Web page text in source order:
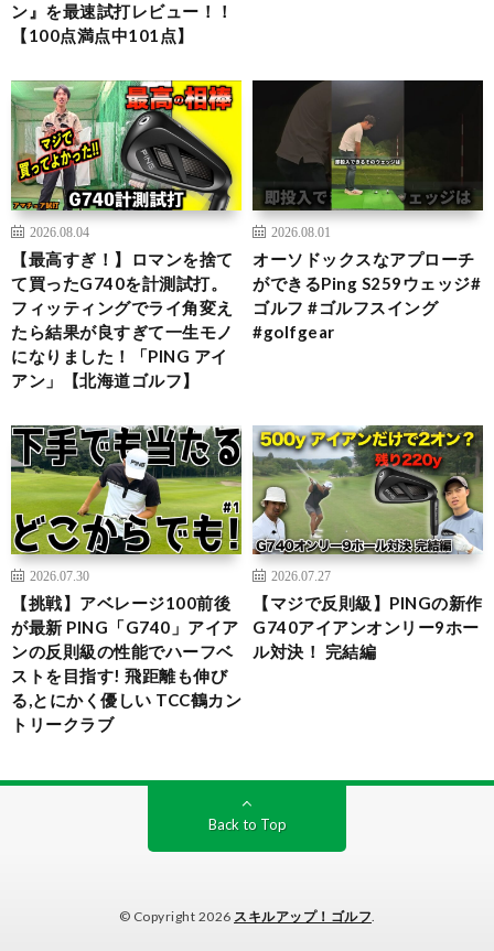
ン』を最速試打レビュー！！
【100点満点中101点】
2026.08.04
【最高すぎ！】ロマンを捨て
て買ったG740を計測試打。
フィッティングでライ角変え
たら結果が良すぎて一生モノ
になりました！「PING アイ
アン」【北海道ゴルフ】
2026.08.01
オーソドックスなアプローチ
ができるPing S259ウェッジ#
ゴルフ #ゴルフスイング
#golfgear
2026.07.30
【挑戦】アベレージ100前後
が最新 PING「G740」アイア
ンの反則級の性能でハーフベ
ストを目指す! 飛距離も伸び
る,とにかく優しい TCC鶴カン
トリークラブ
2026.07.27
【マジで反則級】PINGの新作
G740アイアンオンリー9ホー
ル対決！ 完結編
Back to Top
© Copyright 2026 スキルアップ！ゴルフ.